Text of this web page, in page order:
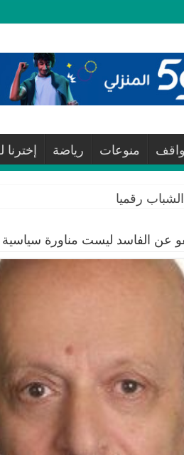
منوعات رياضة إخترنا
رقميا
عن الفاسد ليست مناورة سياسية